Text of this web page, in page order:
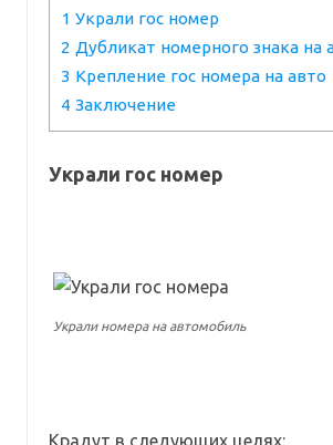
1 Украли гос номер
2 Дубликат номерного знака на
3 Крепление гос номера на авто
4 Заключение
Украли гос номер
Украли номера на автомобиль
Крадут в следующих целях: